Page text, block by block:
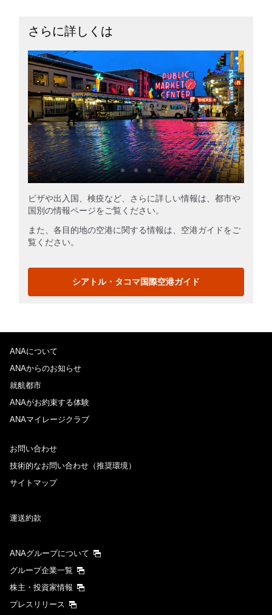
さらに詳しくは
ビザや出入国、検疫など、さらに詳しい情報は、都市や
国別の情報ページをご覧ください。
また、各目的地の空港に関する情報は、空港ガイドをご
覧ください。
シアトル・タコマ国際空港ガイド
ANAについて
ANAからのお知らせ
就航都市
ANAがお約束する体験
ANAマイレージクラブ
お問い合わせ
技術的なお問い合わせ（推奨環境）
サイトマップ
運送約款
ANAグループについて
グループ企業一覧
株主・投資家情報
プレスリリース